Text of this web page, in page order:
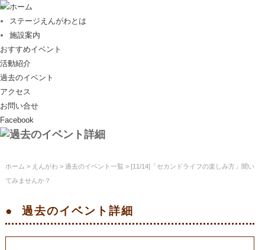
ホーム
ステージえんがわとは
施設案内
おすすめイベント
活動紹介
過去のイベント
アクセス
お問い合せ
Facebook
ホーム > えんがわ> 過去のイベント一覧 > [11/14]「セカンドライフの楽しみ方」聞い
てみませんか？
過去のイベント 詳細